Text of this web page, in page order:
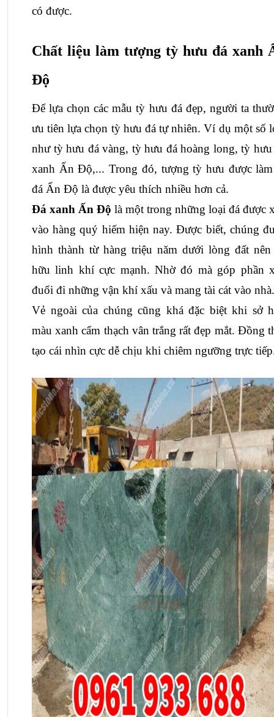
có được.
Chất liệu làm tượng tỳ hưu đá xanh
Độ
Để lựa chọn các mẫu tỳ hưu đá đẹp, người ta
ưu tiên lựa chọn tỳ hưu đá tự nhiên. Ví dụ một số
như tỳ hưu đá vàng, tỳ hưu đá hoàng long, tỳ hưu
xanh Ấn Độ,... Trong đó, tượng tỳ hưu được
đá Ấn Độ là được yêu thích nhiều hơn cả.
Đá xanh Ấn Độ là một trong những loại đá được
vào hàng quý hiếm hiện nay. Được biết, chúng
hình thành từ hàng triệu năm dưới lòng đất nên
hữu linh khí cực mạnh. Nhờ đó mà góp phần
đuổi đi những vận khí xấu và mang tài cát vào nhà.
Vẻ ngoài của chúng cũng khá đặc biệt khi sở
màu xanh cẩm thạch vân trắng rất đẹp mắt. Đồng
tạo cái nhìn cực dễ chịu khi chiêm ngưỡng trực